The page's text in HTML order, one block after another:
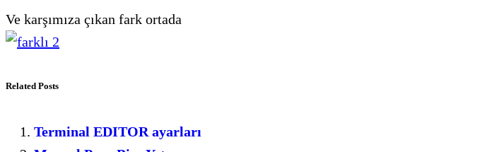
Ve karşımıza çıkan fark ortada
Related Posts
Terminal EDITOR ayarları